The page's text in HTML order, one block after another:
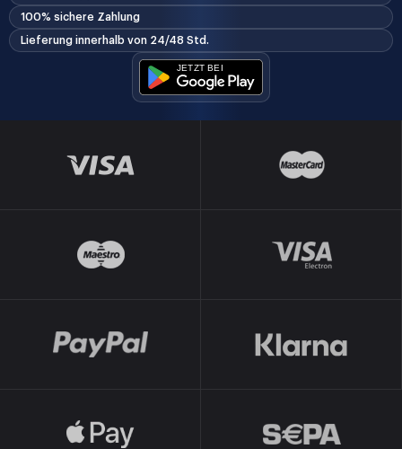
100% sichere Zahlung
Lieferung innerhalb von 24/48 Std.